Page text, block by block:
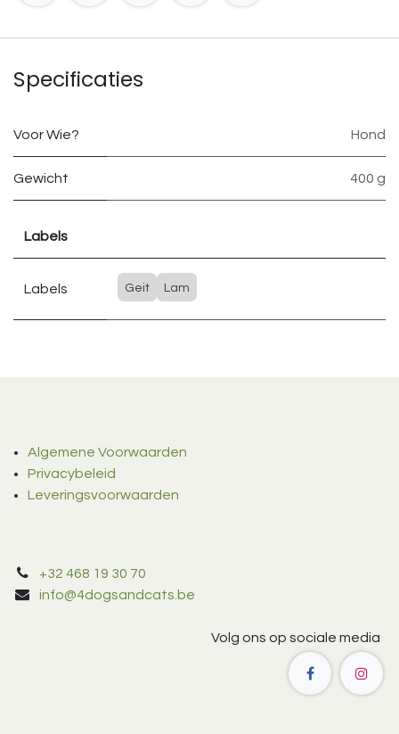
Specificaties
Voor Wie? Hond
Gewicht 400 g
Labels
Labels Geit Lam
Algemene Voorwaarden
Privacybeleid
Leveringsvoorwaarden
+32 468 19 30 70
info@4dogsandcats.be
Volg ons op sociale media